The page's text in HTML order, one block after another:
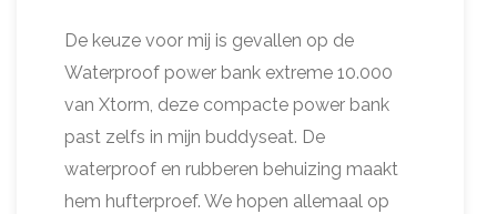
De keuze voor mij is gevallen op de
Waterproof power bank extreme 10.000
van Xtorm, deze compacte power bank
past zelfs in mijn buddyseat. De
waterproof en rubberen behuizing maakt
hem hufterproef. We hopen allemaal op